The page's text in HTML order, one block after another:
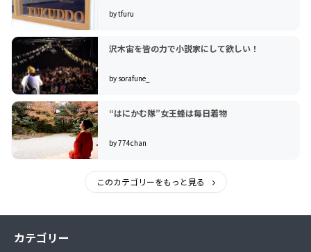
by tfuru
沢木宙を皆の力で小説家にして欲しい！
by sorafune_
“はにかむ隊”女王蜂は毎日着物
by 774chan
このカテゴリーをもっと見る
カテゴリー